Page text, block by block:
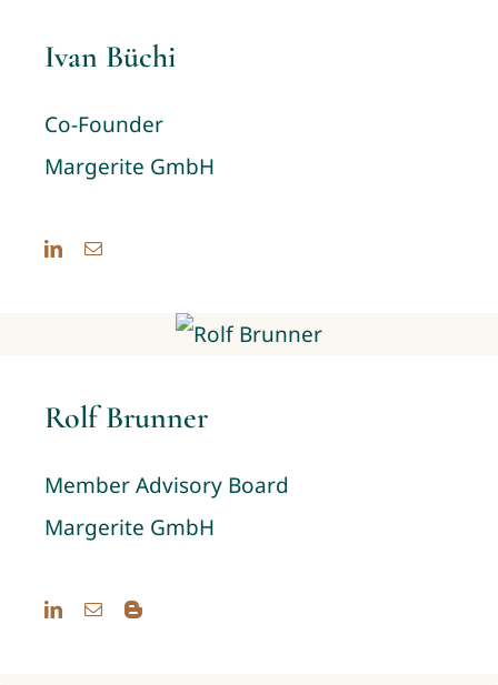
Ivan Büchi
Co-Founder
Margerite GmbH
Rolf Brunner
Member Advisory Board
Margerite GmbH